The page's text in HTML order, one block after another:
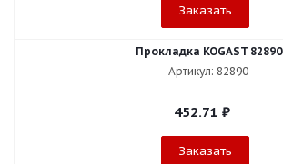
Заказать
Прокладка KOGAST 82890
Артикул: 82890
452.71 ₽
Заказать